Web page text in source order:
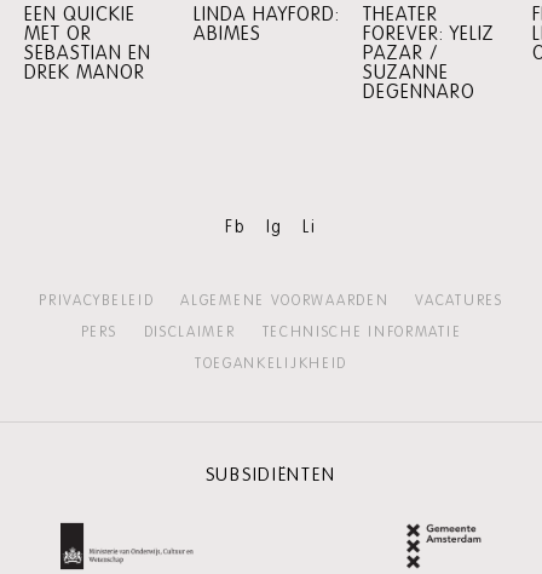
EEN QUICKIE
MET OR
SEBASTIAN EN
DREK MANOR
LINDA HAYFORD:
ABIMES
THEATER
FOREVER: YELIZ
PAZAR /
SUZANNE
DEGENNARO
Fb Ig Li
PRIVACYBELEID ALGEMENE VOORWAARDEN
VACATURES
PERS
DISCLAIMER
TECHNISCHE INFORMATIE
TOEGANKELIJKHEID
SUBSIDIËNTEN